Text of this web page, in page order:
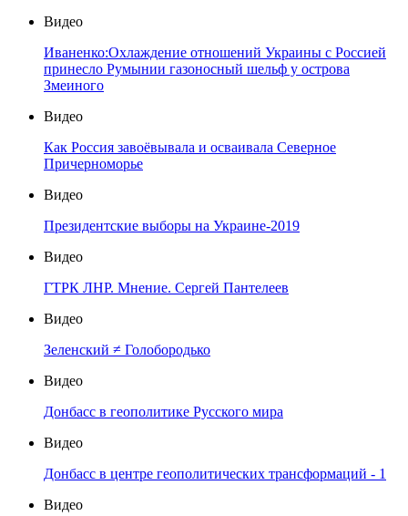
Видео
Иваненко:Охлаждение отношений Украины с Россией
принесло Румынии газоносный шельф у острова
Змеиного
Видео
Как Россия завоёвывала и осваивала Северное
Причерноморье
Видео
Президентские выборы на Украине-2019
Видео
ГТРК ЛНР. Мнение. Сергей Пантелеев
Видео
Зеленский ≠ Голобородько
Видео
Донбасс в геополитике Русского мира
Видео
Донбасс в центре геополитических трансформаций - 1
Видео